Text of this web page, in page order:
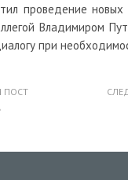
проведение новых
Владимиром
при
ПОСТ